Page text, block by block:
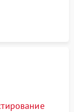
корпуса
аргоном для